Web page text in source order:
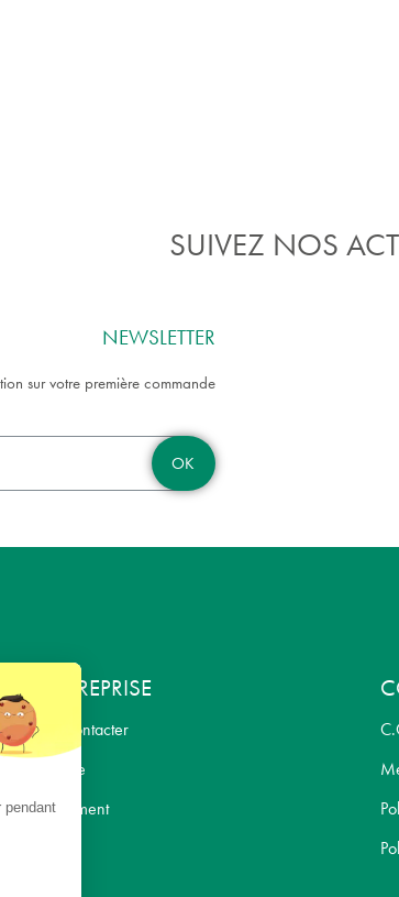
SUIVEZ NOS
NEWSLETTER
sur votre première commande
OK
L'ENTREPRISE
Nous contacter
L' équipe
Recrutement
pendant